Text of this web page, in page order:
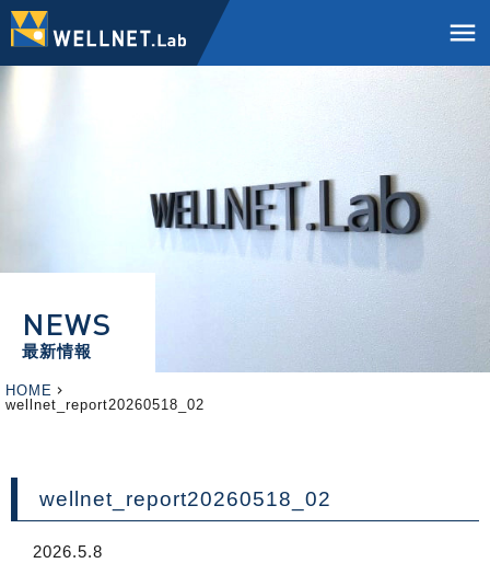
menu
NEWS
最新情報
HOME
wellnet_report20260518_02
wellnet_report20260518_02
2026.5.8